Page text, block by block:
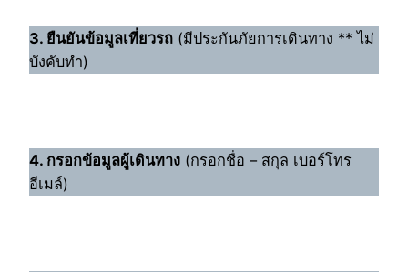
3. ยืนยันข้อมูลเที่ยวรถ (มีประกันภัยการเดินทาง ** ไม่
บังคับทำ)
4. กรอกข้อมูลผู้เดินทาง (กรอกชื่อ – สกุล เบอร์โทร
อีเมล์)